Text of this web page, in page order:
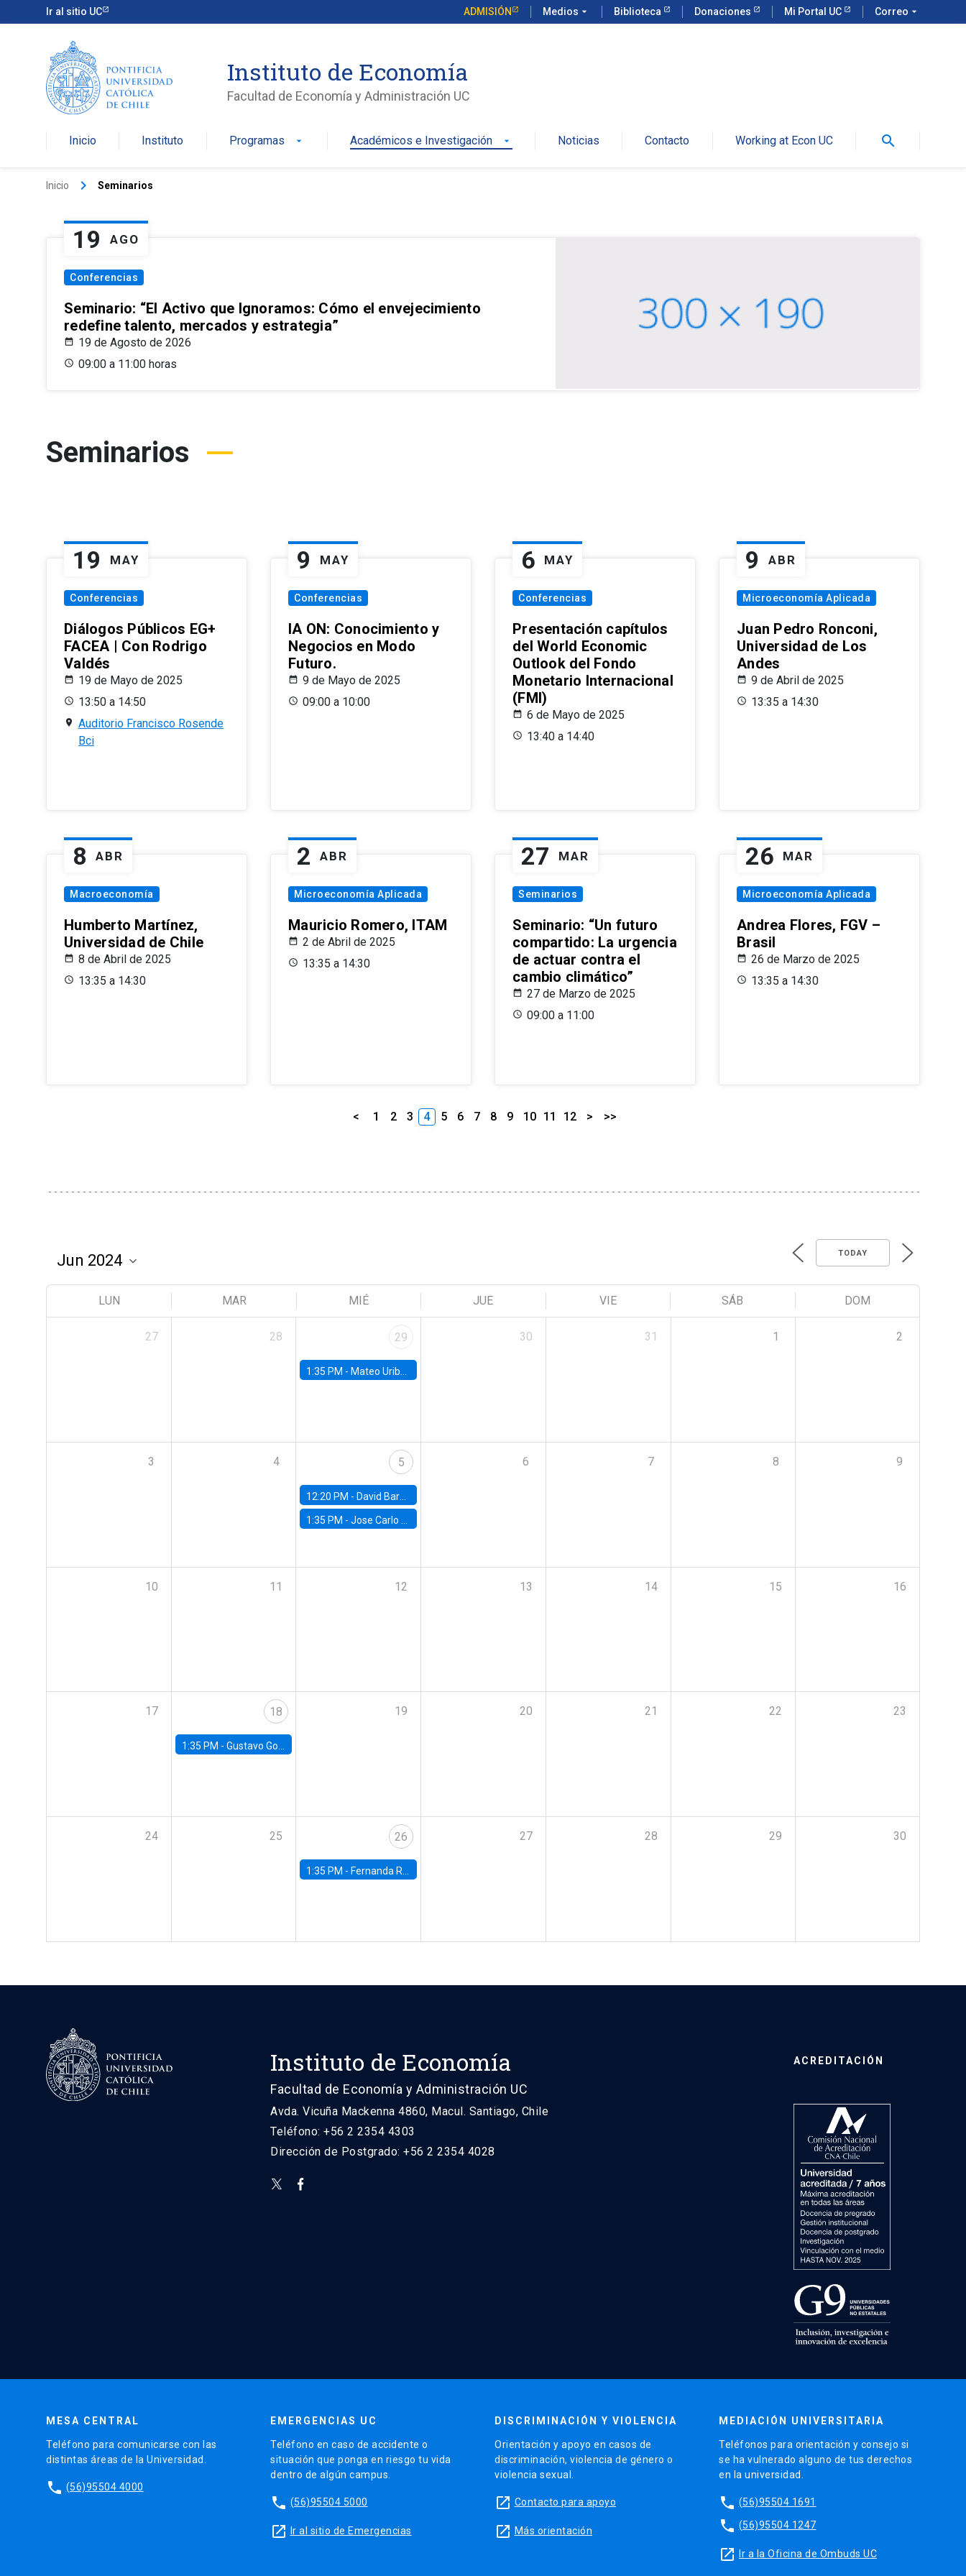
Ir al sitio UC ADMISIÓN Medios arrow_drop_down Biblioteca Donaciones Mi Portal UC Correo arrow_drop_down
Instituto de Economía
Facultad de Economía y Administración UC
Inicio Instituto Programas arrow_drop_down Académicos e Investigación arrow_drop_down Noticias Contacto Working at Econ UC search
Inicio keyboard_arrow_right Seminarios
19 AGO
Conferencias
Seminario: “El Activo que Ignoramos: Cómo el envejecimiento
redefine talento, mercados y estrategia”
19 de Agosto de 2026
09:00 a 11:00 horas
Seminarios
19 MAY
Conferencias
Diálogos Públicos EG+
FACEA | Con Rodrigo
Valdés
19 de Mayo de 2025
13:50 a 14:50
Auditorio Francisco Rosende
Bci
9 MAY
Conferencias
IA ON: Conocimiento y
Negocios en Modo
Futuro.
9 de Mayo de 2025
09:00 a 10:00
6 MAY
Conferencias
Presentación capítulos
del World Economic
Outlook del Fondo
Monetario Internacional
(FMI)
6 de Mayo de 2025
13:40 a 14:40
9 ABR
Microeconomía Aplicada
Juan Pedro Ronconi,
Universidad de Los
Andes
9 de Abril de 2025
13:35 a 14:30
8 ABR
Macroeconomía
Humberto Martínez,
Universidad de Chile
8 de Abril de 2025
13:35 a 14:30
2 ABR
Microeconomía Aplicada
Mauricio Romero, ITAM
2 de Abril de 2025
13:35 a 14:30
27 MAR
Seminarios
Seminario: “Un futuro
compartido: La urgencia
de actuar contra el
cambio climático”
27 de Marzo de 2025
09:00 a 11:00
26 MAR
Microeconomía Aplicada
Andrea Flores, FGV –
Brasil
26 de Marzo de 2025
13:35 a 14:30
< 1 2 3 4 5 6 7 8 9 10 11 12 > >>
TODAY
LUN MAR MIÉ JUE VIE SÁB DOM
27 28 29
1:35 PM - Mateo Uribe-Castro, Universidad de los Andes (Colombia)
30 31 1 2
3 4 5
12:20 PM - David Bardey, Universidad de los Andes - CEDE
1:35 PM -Jose Carlo Bermudez, UC (ME) & World Bank
6 7 8 9
10 11 12 13 14 15 16
17 18
1:35 PM - Gustavo González, Banco Central de Chile
19 20 21 22 23
24 25 26
1:35 PM - Fernanda Rojas Ampuero, University of Wisconsin-Madison
27 28 29 30
Instituto de Economía
Facultad de Economía y Administración UC
Avda. Vicuña Mackenna 4860, Macul. Santiago, Chile
Teléfono: +56 2 2354 4303
Dirección de Postgrado: +56 2 2354 4028
ACREDITACIÓN
MESA CENTRAL
Teléfono para comunicarse con las
distintas áreas de la Universidad.
phone (56)95504 4000
EMERGENCIAS UC
Teléfono en caso de accidente o
situación que ponga en riesgo tu vida
dentro de algún campus.
phone (56)95504 5000
launch Ir al sitio de Emergencias
DISCRIMINACIÓN Y VIOLENCIA
Orientación y apoyo en casos de
discriminación, violencia de género o
violencia sexual.
launch Contacto para apoyo
launch Más orientación
MEDIACIÓN UNIVERSITARIA
Teléfonos para orientación y consejo si
se ha vulnerado alguno de tus derechos
en la universidad.
phone (56)95504 1691
phone (56)95504 1247
launch Ir a la Oficina de Ombuds UC